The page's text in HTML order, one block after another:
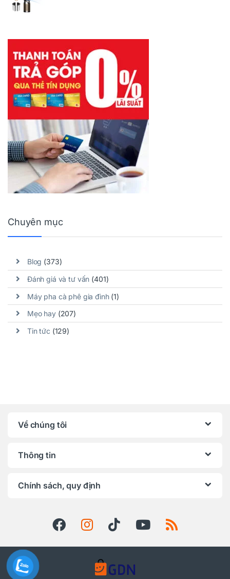
Chuyên mục
Blog (373)
Đánh giá và tư vấn (401)
Máy pha cà phê gia đình(1)
Mẹo hay(207)
Tin tức (129)
Về chúng tôi
Thông tin
Chính sách, quy định